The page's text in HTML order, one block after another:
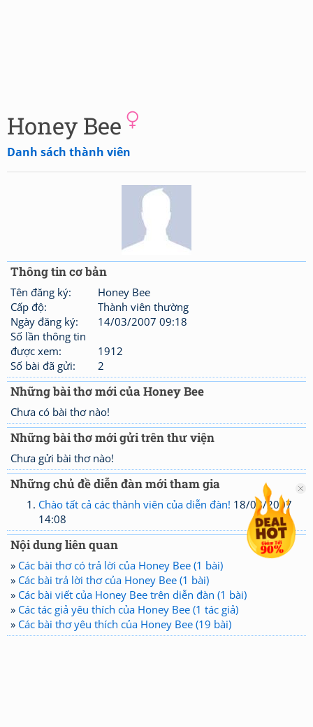
Honey Bee
Danh sách thành viên
Thông tin cơ bản
Tên đăng ký:
Honey Bee
Cấp độ:
Thành viên thường
Ngày đăng ký:
14/03/2007 09:18
Số lần thông tin
được xem:
1912
Số bài đã gửi:
2
Những bài thơ mới của Honey Bee
Chưa có bài thơ nào!
Những bài thơ mới gửi trên thư viện
Chưa gửi bài thơ nào!
Những chủ đề diễn đàn mới tham gia
Chào tất cả các thành viên của diễn đàn! 18/08/2007
14:08
Nội dung liên quan
» Các bài thơ có trả lời của Honey Bee (1 bài)
» Các bài trả lời thơ của Honey Bee (1 bài)
» Các bài viết của Honey Bee trên diễn đàn (1 bài)
» Các tác giả yêu thích của Honey Bee (1 tác giả)
» Các bài thơ yêu thích của Honey Bee (19 bài)